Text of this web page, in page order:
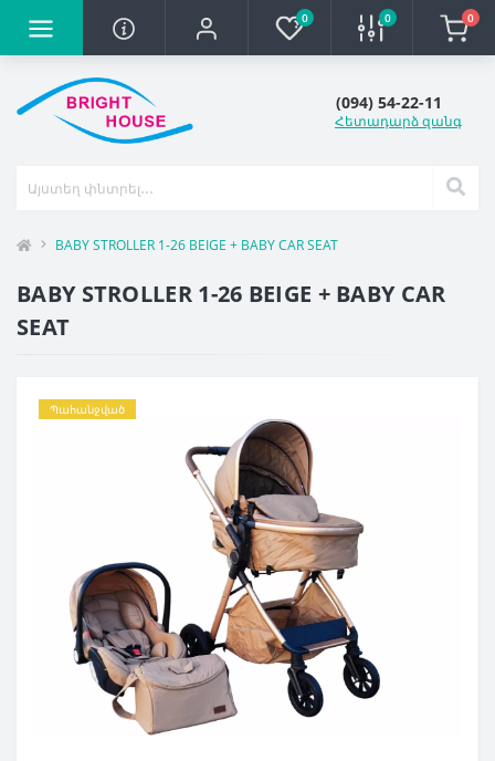
0 0 0
(094) 54-22-11
Հետադարձ զանգ
BABY STROLLER 1-26 BEIGE + BABY CAR SEAT
BABY STROLLER 1-26 BEIGE + BABY CAR
SEAT
Պահանջված